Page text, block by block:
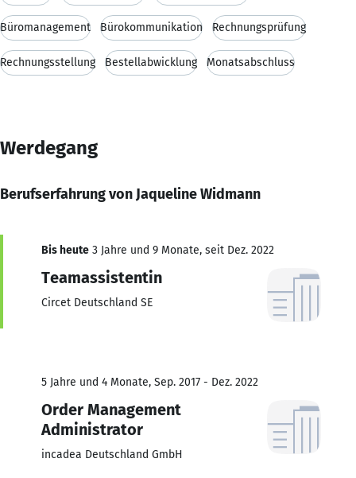
Büromanagement Bürokommunikation Rechnungsprüfung
Rechnungsstellung Bestellabwicklung Monatsabschluss
Werdegang
Berufserfahrung von Jaqueline Widmann
Bis heute 3 Jahre und 9 Monate, seit Dez. 2022
Teamassistentin
Circet Deutschland SE
5 Jahre und 4 Monate, Sep. 2017 - Dez. 2022
Order Management
Administrator
incadea Deutschland GmbH